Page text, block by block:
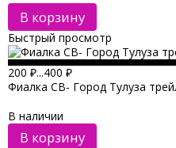
В корзину
Быстрый просмотр
200 ₽...400 ₽
Фиалка СВ- Город Тулуза
В наличии
В корзину